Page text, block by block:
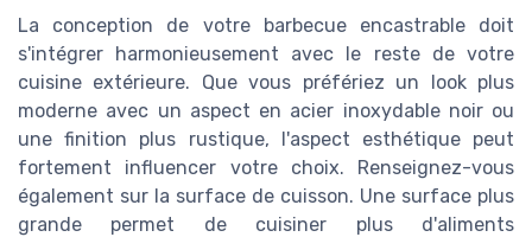
La conception de votre barbecue encastrable doit
s'intégrer harmonieusement avec le reste de votre
cuisine extérieure. Que vous préfériez un look plus
moderne avec un aspect en acier inoxydable noir ou
une finition plus rustique, l'aspect esthétique peut
fortement influencer votre choix. Renseignez-vous
également sur la surface de cuisson. Une surface plus
grande permet de cuisiner plus d'aliments